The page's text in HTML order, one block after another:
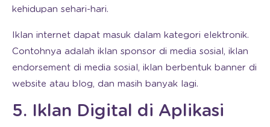
kehidupan sehari-hari.
Iklan internet dapat masuk dalam kategori elektronik.
Contohnya adalah iklan sponsor di media sosial, iklan
endorsement di media sosial, iklan berbentuk banner di
website atau blog, dan masih banyak lagi.
5. Iklan Digital di Aplikasi